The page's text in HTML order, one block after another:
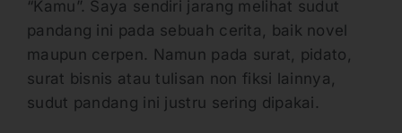
“Kamu”. Saya sendiri jarang melihat sudut
pandang ini pada sebuah cerita, baik novel
maupun cerpen. Namun pada surat, pidato,
surat bisnis atau tulisan non fiksi lainnya,
sudut pandang ini justru sering dipakai.